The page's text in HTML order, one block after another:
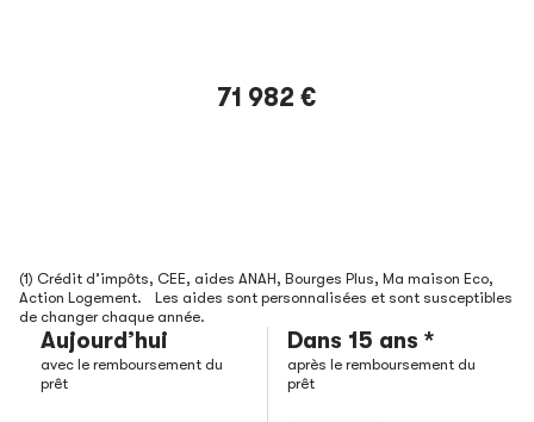
71 982 €
(1) Crédit d’impôts, CEE, aides ANAH, Bourges Plus, Ma maison Eco,
Action Logement. Les aides sont personnalisées et sont susceptibles
de changer chaque année.
Aujourd’hui
avec le remboursement du
prêt
Dans 15 ans *
après le remboursement du
prêt